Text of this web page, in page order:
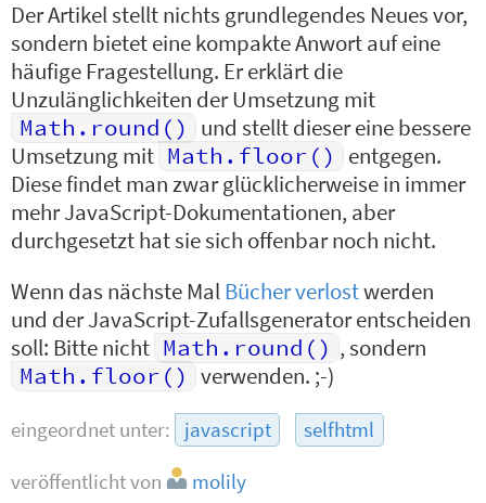
Der Artikel stellt nichts grundlegendes Neues vor,
sondern bietet eine kompakte Anwort auf eine
häufige Fragestellung. Er erklärt die
Unzulänglichkeiten der Umsetzung mit
Math.round()
und stellt dieser eine bessere
Umsetzung mit Math.floor()
entgegen.
Diese findet man zwar glücklicherweise in immer
mehr JavaScript-Dokumentationen, aber
durchgesetzt hat sie sich offenbar noch nicht.
Wenn das nächste Mal Bücher verlostwerden
und der JavaScript-Zufallsgenerator entscheiden
soll: Bitte nicht Math.round() , sondern
Math.floor() verwenden. ;-)
eingeordnet unter: javascript selfhtml
veröffentlicht von molily